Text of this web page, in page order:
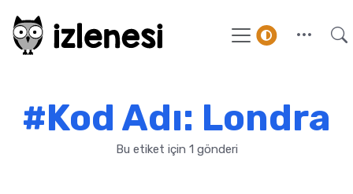
#Kod Adı: Londra
Bu etiket için 1 gönderi